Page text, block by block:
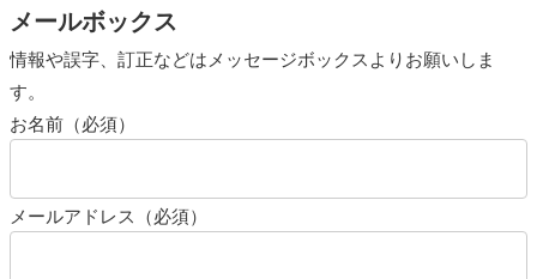
メールボックス
情報や誤字、訂正などはメッセージボックスよりお願いしま
す。
お名前（必須）
メールアドレス（必須）